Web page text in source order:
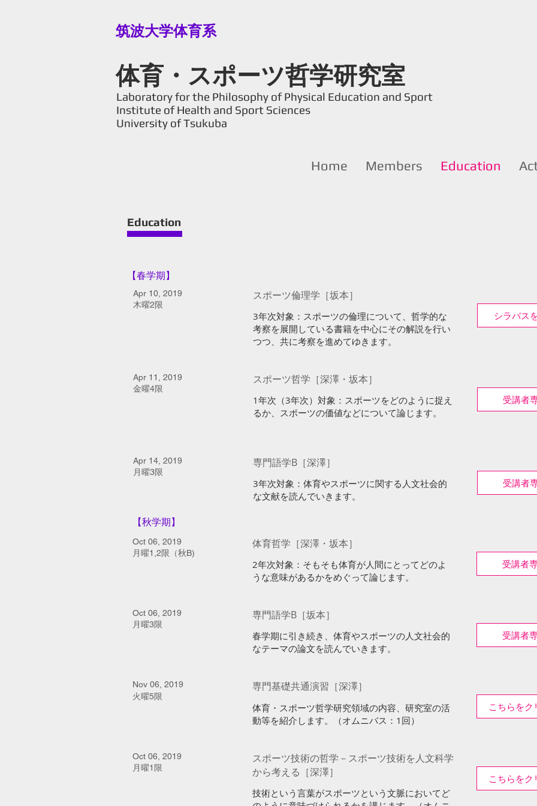
筑波大学体育系
体育・スポーツ哲学研究室
Laboratory for the Philosophy of Physical Education and Sport
Institute of Health and Sport Sciences
University of Tsukuba
Home Members Education
Education
【春学期】
Apr 10, 2019
木曜2限
スポーツ倫理学［坂本］
​​3年次対象：スポーツの倫理について、哲学的な
考察を展開している書籍を中心にその解説を行い
つつ、共に考察を進めてゆきます。
シラバス
Apr 11, 2019
金曜4限
スポーツ哲学［深澤・坂本］
1年次（3年次）対象：スポーツをどのように捉え
るか、スポーツの価値などについて論じます。
受講者
Apr 14, 2019
月曜3限
専門語学B［深澤］
3年次対象：体育やスポーツに関する人文社会的
な文献を読んでいきます。
受講者
【秋学期】
Oct 06, 2019
月曜1,2限（秋B)
体育哲学［深澤・坂本］
​2年次対象：そもそも体育が人間にとってどのよ
うな意味があるかをめぐって論じます。
受講者
Oct 06, 2019
月曜3限
専門語学B［坂本］
春学期に引き続き、体育やスポーツの人文社会的
なテーマの論文を読んでいきます。
受講者
Nov 06, 2019
火曜5限
専門基礎共通演習［深澤］
体育・スポーツ哲学研究領域の内容、研究室の活
動等を紹介します。（オムニバス：1回）
こちらをク
Oct 06, 2019
月曜1限
スポーツ技術の哲学－スポーツ技術を人文科学
から考える［深澤］
技術という言葉がスポーツという文脈においてど
こちらをク